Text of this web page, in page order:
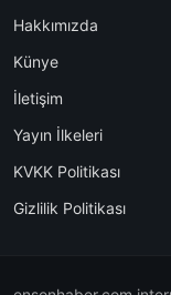
Hakkımızda
Künye
İletişim
Yayın İlkeleri
KVKK Politikası
Gizlilik Politikası